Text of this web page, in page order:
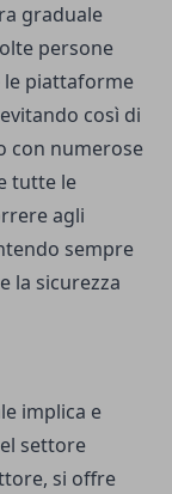
graduale
persone
piattaforme
così di
con numerose
tutte le
agli
sempre
la sicurezza
implica e
settore
si offre